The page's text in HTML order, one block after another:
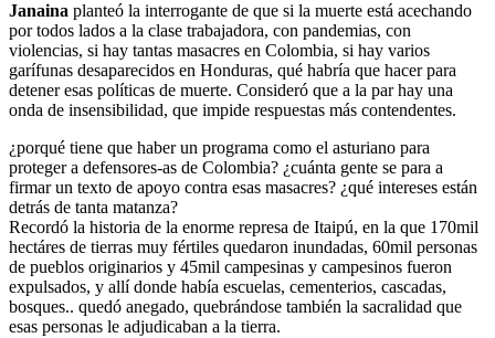
Janaina planteó la interrogante de que si la muerte está acechando
por todos lados a la clase trabajadora, con pandemias, con
violencias, si hay tantas masacres en Colombia, si hay varios
garífunas desaparecidos en Honduras, qué habría que hacer para
detener esas políticas de muerte. Consideró que a la par hay una
onda de insensibilidad, que impide respuestas más contendentes.
¿porqué tiene que haber un programa como el asturiano para
proteger a defensores-as de Colombia? ¿cuánta gente se para a
firmar un texto de apoyo contra esas masacres? ¿qué intereses están
detrás de tanta matanza?
Recordó la historia de la enorme represa de Itaipú, en la que 170mil
hectáres de tierras muy fértiles quedaron inundadas, 60mil personas
de pueblos originarios y 45mil campesinas y campesinos fueron
expulsados, y allí donde había escuelas, cementerios, cascadas,
bosques.. quedó anegado, quebrándose también la sacralidad que
esas personas le adjudicaban a la tierra.